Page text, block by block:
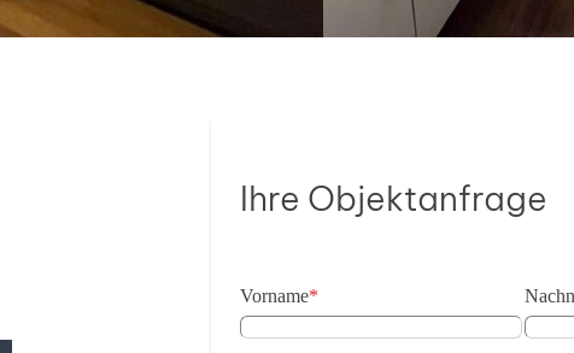
Ihre Objektanfrage
Vorname*